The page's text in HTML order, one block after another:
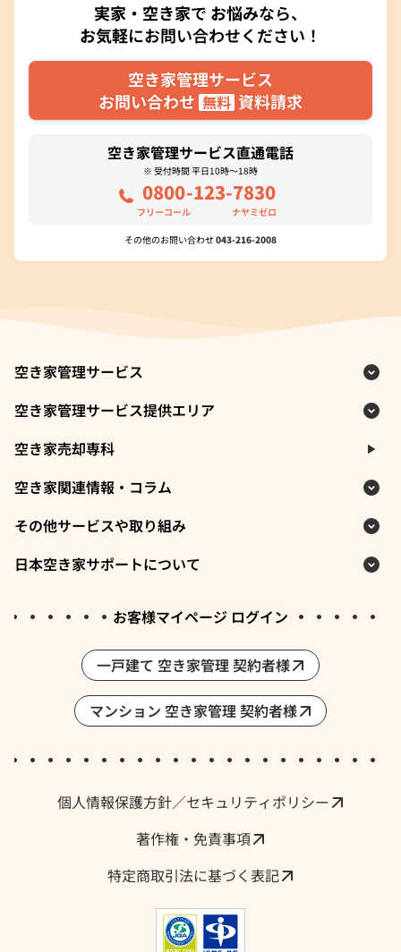
実家・空き家で お悩みなら、
お気軽にお問い合わせください！
空き家管理サービス
お問い合わせ 無料 資料請求
空き家管理サービス直通電話
※ 受付時間 平日10時～18時
0800
フリーコール
-123-7830
ナヤミゼロ
その他のお問い合わせ043-216-2008
空き家管理サービス
空き家管理サービス提供エリア
空き家売却専科
空き家関連情報・コラム
その他サービスや取り組み
日本空き家サポートについて
採用情報・求人
お客様マイページ ログイン
一戸建て 空き家管理 契約者様
マンション 空き家管理 契約者様
個人情報保護方針／セキュリティポリシー
著作権・免責事項
特定商取引法に基づく表記